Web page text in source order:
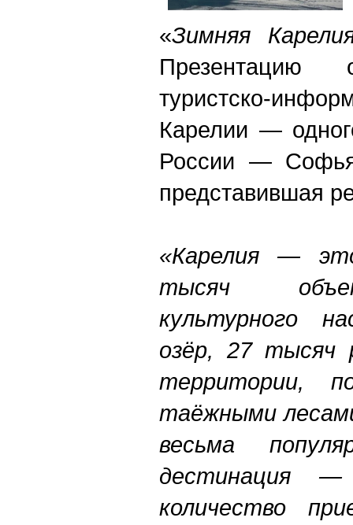
«Зимняя
Презентацию
туристско-
Карелии —
России — Софья
представившая
«Карелия —
тысяч
культурного
озёр, 27 тысяч
территории,
таёжными
весьма
дестинация
количество